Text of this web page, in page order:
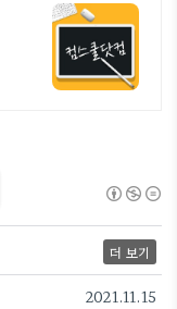
더 보기
2021.11.15